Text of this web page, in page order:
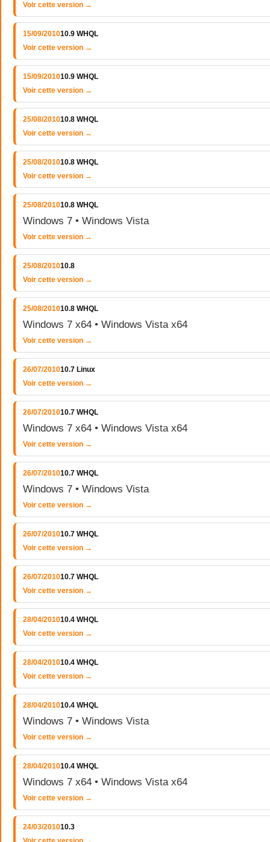
Voir cette version →
15/09/201010.9 WHQL
Voir cette version →
15/09/201010.9 WHQL
Voir cette version →
25/08/201010.8 WHQL
Voir cette version →
25/08/201010.8 WHQL
Voir cette version →
25/08/201010.8 WHQL
Windows 7 • Windows Vista
Voir cette version →
25/08/201010.8
Voir cette version →
25/08/201010.8 WHQL
Windows 7 x64 • Windows Vista x64
Voir cette version →
26/07/201010.7 Linux
Voir cette version →
26/07/201010.7 WHQL
Windows 7 x64 • Windows Vista x64
Voir cette version →
26/07/201010.7 WHQL
Windows 7 • Windows Vista
Voir cette version →
26/07/201010.7 WHQL
Voir cette version →
26/07/201010.7 WHQL
Voir cette version →
28/04/201010.4 WHQL
Voir cette version →
28/04/201010.4 WHQL
Voir cette version →
28/04/201010.4 WHQL
Windows 7 • Windows Vista
Voir cette version →
28/04/201010.4 WHQL
Windows 7 x64 • Windows Vista x64
Voir cette version →
24/03/201010.3